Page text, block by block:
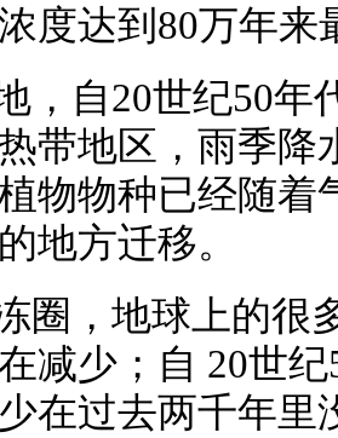
度达到80万年来
，自20世纪50年
带地区，雨季降
物物种已经随着
地方迁移。
圈，地球上的很
减少；自 20世
在过去两千年里